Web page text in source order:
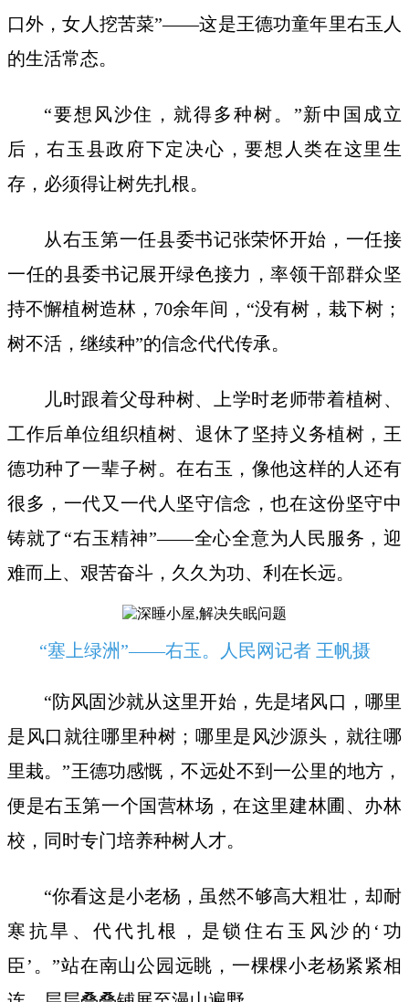
口外，女人挖苦菜”——这是王德功童年里右玉人
的生活常态。
“要想风沙住，就得多种树。”新中国成立
后，右玉县政府下定决心，要想人类在这里生
存，必须得让树先扎根。
从右玉第一任县委书记张荣怀开始，一任接
一任的县委书记展开绿色接力，率领干部群众坚
持不懈植树造林，70余年间，“没有树，栽下树；
树不活，继续种”的信念代代传承。
儿时跟着父母种树、上学时老师带着植树、
工作后单位组织植树、退休了坚持义务植树，王
德功种了一辈子树。在右玉，像他这样的人还有
很多，一代又一代人坚守信念，也在这份坚守中
铸就了“右玉精神”——全心全意为人民服务，迎
难而上、艰苦奋斗，久久为功、利在长远。
“塞上绿洲”——右玉。人民网记者 王帆摄
“防风固沙就从这里开始，先是堵风口，哪里
是风口就往哪里种树；哪里是风沙源头，就往哪
里栽。”王德功感慨，不远处不到一公里的地方，
便是右玉第一个国营林场，在这里建林圃、办林
校，同时专门培养种树人才。
“你看这是小老杨，虽然不够高大粗壮，却耐
寒抗旱、代代扎根，是锁住右玉风沙的‘功
臣’。”站在南山公园远眺，一棵棵小老杨紧紧相